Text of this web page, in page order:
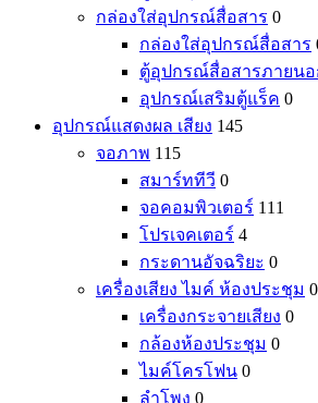
กล่องใส่อุปกรณ์สื่อสาร 0
กล่องใส่อุปกรณ์สื่อสาร
ตู้อุปกรณ์สื่อสารภายนอ
อุปกรณ์เสริมตู้แร็ค 0
อุปกรณ์แสดงผล เสียง 145
จอภาพ 115
สมาร์ททีวี 0
จอคอมพิวเตอร์ 111
โปรเจคเตอร์ 4
กระดานอัจฉริยะ 0
เครื่องเสียง ไมค์ ห้องประชุม 0
เครื่องกระจายเสียง 0
กล้องห้องประชุม 0
ไมค์โครโฟน 0
ลำโพง 0